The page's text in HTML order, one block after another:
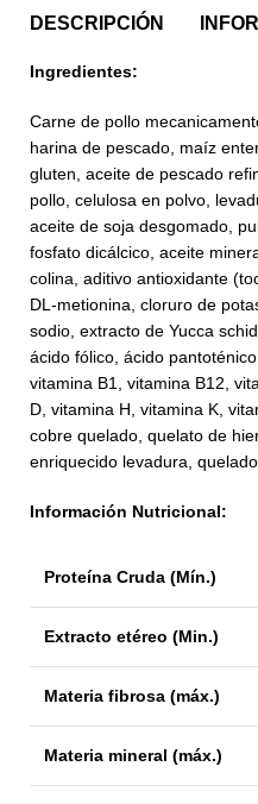
DESCRIPCIÓN
Ingredientes:
Carne de pollo
harina de pescado, maíz
gluten, aceite de pescado
pollo, celulosa en polvo,
aceite de soja desgomado,
fosfato dicálcico, aceite
colina, aditivo antioxidante
DL-metionina, cloruro de
sodio, extracto de Yucca
ácido fólico, ácido
vitamina B1, vitamina B12,
D, vitamina H, vitamina K,
cobre quelado, quelato de
enriquecido levadura,
Información Nutricional:
Proteína Cruda (Mín.)
Extracto etéreo (Min.)
Materia fibrosa (máx.)
Materia mineral (máx.)